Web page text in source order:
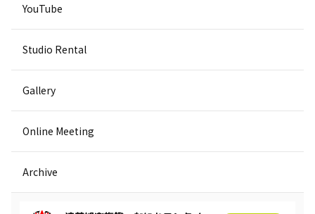
YouTube
Studio Rental
Gallery
Online Meeting
Archive